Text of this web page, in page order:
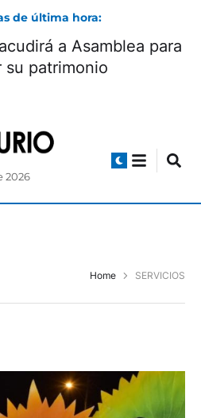
de última hora:
a Asamblea para
su patrimonio
2026
Home SERVICIOS